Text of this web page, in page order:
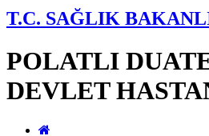
T.C. SAĞLIK
POLATLI
DEVLET